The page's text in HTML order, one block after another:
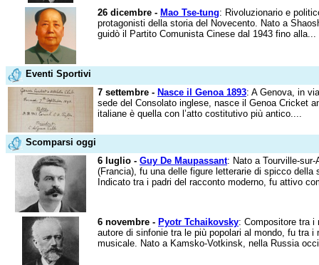
26 dicembre - Mao Tse-tung: Rivoluzionario e
protagonisti della storia del Novecento. Nato a
guidò il Partito Comunista Cinese dal 1943 fino alla...
Eventi Sportivi
7 settembre - Nasce il Genoa 1893: A Genova, in
sede del Consolato inglese, nasce il Genoa Cricket
italiane è quella con l’atto costitutivo più antico....
Scomparsi oggi
6 luglio - Guy De Maupassant: Nato a Tourville-
(Francia), fu una delle figure letterarie di spicco della
Indicato tra i padri del racconto moderno, fu attivo
6 novembre - Pyotr Tchaikovsky: Compositore tra
autore di sinfonie tra le più popolari al mondo, fu tra
musicale. Nato a Kamsko-Votkinsk, nella Russia